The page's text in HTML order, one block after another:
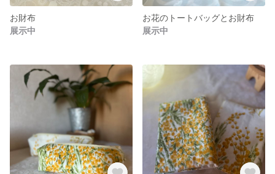
お財布
展示中
お花のトートバッグとお財布
展示中